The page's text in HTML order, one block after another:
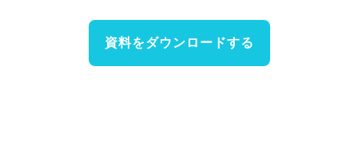
資料をダウンロードする